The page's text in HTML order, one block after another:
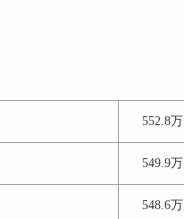
552.8万
549.9万
548.6万